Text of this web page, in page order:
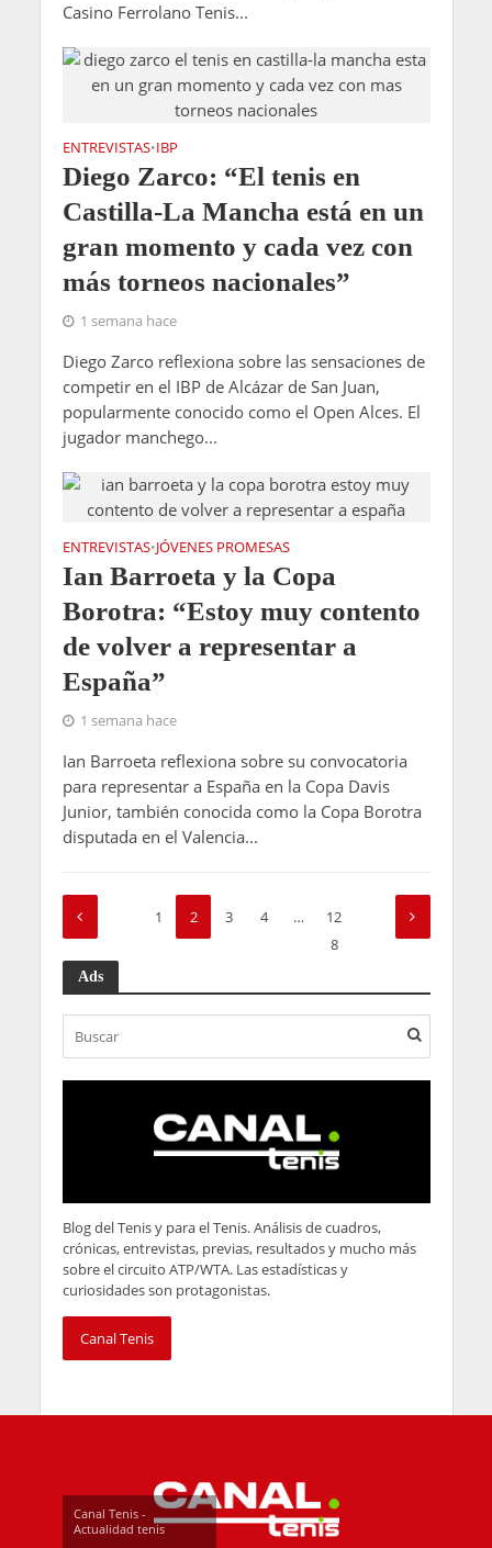
Casino Ferrolano Tenis...
ENTREVISTAS•IBP
Diego Zarco: “El tenis en
Castilla-La Mancha está en un
gran momento y cada vez con
más torneos nacionales”
1 semana hace
Diego Zarco reflexiona sobre las sensaciones de
competir en el IBP de Alcázar de San Juan,
popularmente conocido como el Open Alces. El
jugador manchego...
ENTREVISTAS•JÓVENES PROMESAS
Ian Barroeta y la Copa
Borotra: “Estoy muy contento
de volver a representar a
España”
1 semana hace
Ian Barroeta reflexiona sobre su convocatoria
para representar a España en la Copa Davis
Junior, también conocida como la Copa Borotra
disputada en el Valencia...
1 2 3 4 …
12
8
Ads
Blog del Tenis y para el Tenis. Análisis de cuadros,
crónicas, entrevistas, previas, resultados y mucho más
sobre el circuito ATP/WTA. Las estadísticas y
curiosidades son protagonistas.
Canal Tenis
Canal Tenis -
Actualidad tenis